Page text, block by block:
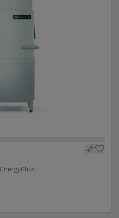
options chosen on the